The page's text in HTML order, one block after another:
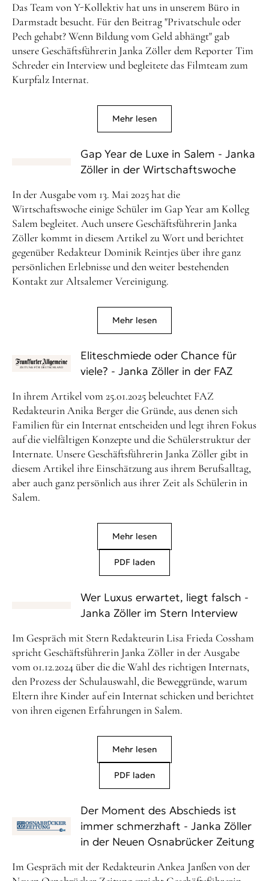
Das Team von Y-Kollektiv hat uns in unserem Büro in
Darmstadt besucht. Für den Beitrag "Privatschule oder
Pech gehabt? Wenn Bildung vom Geld abhängt" gab
unsere Geschäftsführerin Janka Zöller dem Reporter Tim
Schreder ein Interview und begleitete das Filmteam zum
Kurpfalz Internat.
Mehr lesen
Gap Year de Luxe in Salem - Janka
Zöller in der Wirtschaftswoche
In der Ausgabe vom 13. Mai 2025 hat die
Wirtschaftswoche einige Schüler im Gap Year am Kolleg
Salem begleitet. Auch unsere Geschäftsführerin Janka
Zöller kommt in diesem Artikel zu Wort und berichtet
gegenüber Redakteur Dominik Reintjes über ihre ganz
persönlichen Erlebnisse und den weiter bestehenden
Kontakt zur Altsalemer Vereinigung.
Mehr lesen
Eliteschmiede oder Chance für
viele? - Janka Zöller in der FAZ
In ihrem Artikel vom 25.01.2025 beleuchtet FAZ
Redakteurin Anika Berger die Gründe, aus denen sich
Familien für ein Internat entscheiden und legt ihren Fokus
auf die vielfältigen Konzepte und die Schülerstruktur der
Internate. Unsere Geschäftsführerin Janka Zöller gibt in
diesem Artikel ihre Einschätzung aus ihrem Berufsalltag,
aber auch ganz persönlich aus ihrer Zeit als Schülerin in
Salem.
Mehr lesen
PDF laden
Wer Luxus erwartet, liegt falsch -
Janka Zöller im Stern Interview
Im Gespräch mit Stern Redakteurin Lisa Frieda Cossham
spricht Geschäftsführerin Janka Zöller in der Ausgabe
vom 01.12.2024 über die die Wahl des richtigen Internats,
den Prozess der Schulauswahl, die Beweggründe, warum
Eltern ihre Kinder auf ein Internat schicken und berichtet
von ihren eigenen Erfahrungen in Salem.
Mehr lesen
PDF laden
Der Moment des Abschieds ist
immer schmerzhaft - Janka Zöller
in der Neuen Osnabrücker Zeitung
Im Gespräch mit der Redakteurin Ankea Janßen von der